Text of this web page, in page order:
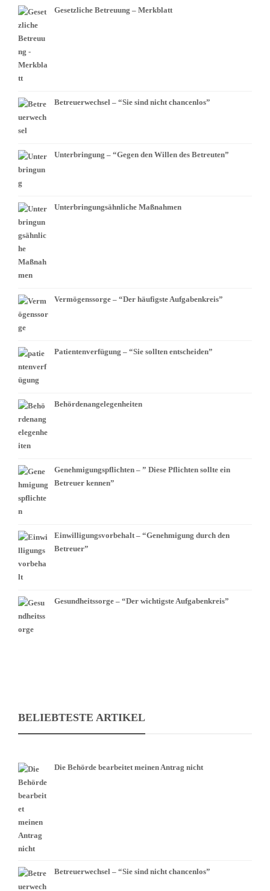
Gesetzliche Betreuung – Merkblatt
Betreuerwechsel – “Sie sind nicht chancenlos”
Unterbringung – “Gegen den Willen des Betreuten”
Unterbringungsähnliche Maßnahmen
Vermögenssorge – “Der häufigste Aufgabenkreis”
Patientenverfügung – “Sie sollten entscheiden”
Behördenangelegenheiten
Genehmigungspflichten – ” Diese Pflichten sollte ein
Betreuer kennen”
Einwilligungsvorbehalt – “Genehmigung durch den
Betreuer”
Gesundheitssorge – “Der wichtigste Aufgabenkreis”
BELIEBTESTE ARTIKEL
Die Behörde bearbeitet meinen Antrag nicht
Betreuerwechsel – “Sie sind nicht chancenlos”